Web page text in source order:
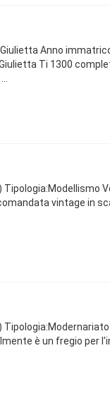
Anno
Ti 1300
Tipologia:Modellismo
vintage in
è un fregio per